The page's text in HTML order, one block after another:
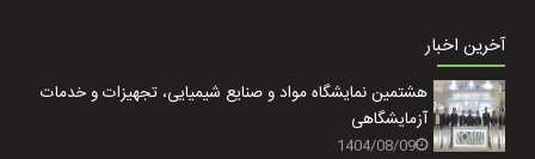
آخرین اخبار
هشتمین نمایشگاه مواد و صنایع شیمیایی، تجهیزات و خدمات
آزمایشگاهی
1404/08/09